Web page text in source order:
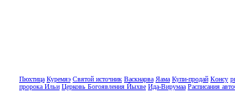
Пюхтица Куремяэ Святой источник Васкнарва Яама Купи-продай Консу
пророка Ильи Церковь Богоявления Йыхве Ида-Вирумаа Расписания